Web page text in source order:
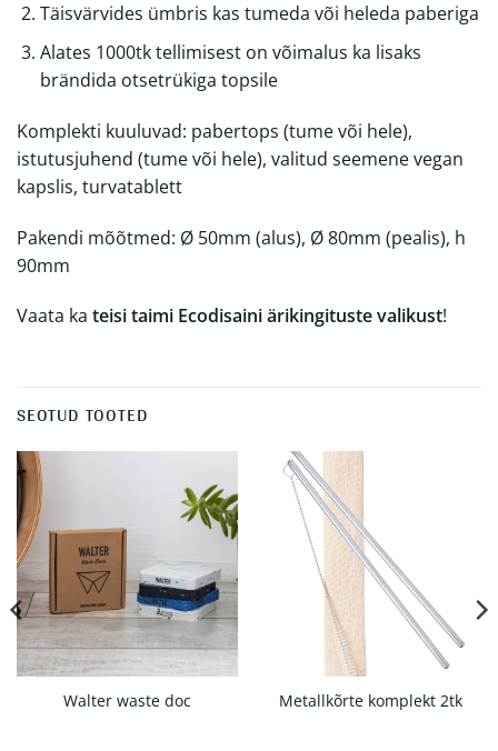
Täisvärvides ümbris kas tumeda või heleda paberiga
Alates 1000tk tellimisest on võimalus ka lisaks
brändida otsetrükiga topsile
Komplekti kuuluvad: pabertops (tume või hele),
istutusjuhend (tume või hele), valitud seemene vegan
kapslis, turvatablett
Pakendi mõõtmed: Ø 50mm (alus), Ø 80mm (pealis), h
90mm
Vaata ka teisi taimi Ecodisaini ärikingituste valikust!
SEOTUD TOOTED
Walter waste doc Metallkõrte komplekt 2tk